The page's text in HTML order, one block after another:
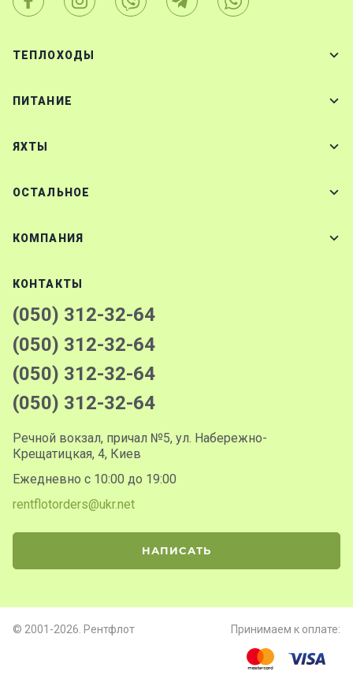
ТЕПЛОХОДЫ
ПИТАНИЕ
ЯХТЫ
ОСТАЛЬНОЕ
КОМПАНИЯ
КОНТАКТЫ
(050) 312-32-64
(050) 312-32-64
(050) 312-32-64
(050) 312-32-64
Речной вокзал, причал №5, ул. Набережно-
Крещатицкая, 4, Киев
Ежедневно с 10:00 до 19:00
rentflotorders@ukr.net
НАПИСАТЬ
© 2001-2026. Рентфлот Принимаем к оплате: